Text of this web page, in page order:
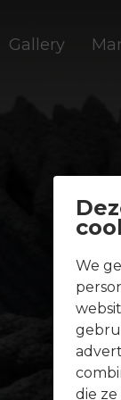
Gallery
We
die